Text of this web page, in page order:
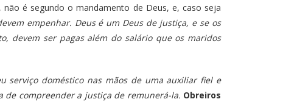
é segundo o mandamento de Deus, e, caso seja
empenhar. Deus é um Deus de justiça, e se os
devem ser pagas além do salário que os maridos
serviço doméstico nas mãos de uma auxiliar fiel e
de compreender a justiça de remunerá-la. Obreiros